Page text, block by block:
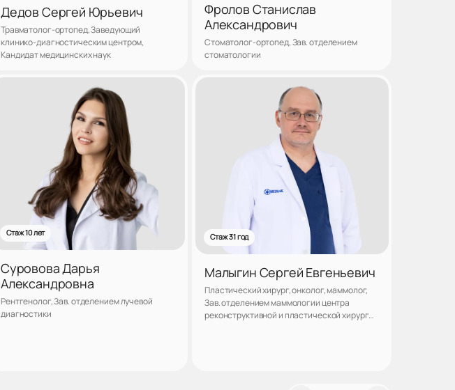
Дедов Сергей Юрьевич
Травматолог-ортопед, Заведующий
клинико-диагностическим центром,
Кандидат медицинских наук
Фролов Станислав
Александрович
Стоматолог-ортопед, Зав. отделением
стоматологии
Стаж 10 лет
Суровова Дарья
Александровна
Рентгенолог, Зав. отделением лучевой
диагностики
Стаж 31 год
Малыгин Сергей Евгеньевич
Пластический хирург, онколог, маммолог,
Зав. отделением маммологии центра
реконструктивной и пластической хирургии